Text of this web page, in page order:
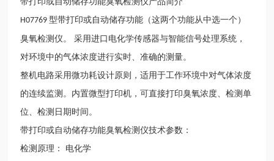
H07769型带打印或自动储存功能（这两个功能从中选一个）
臭氧检测仪。
采用进口电化学传感器与智能信号处理系统，
对环境中的气体浓度进行实时、准确的测量。
整机电路采用微功耗设计原则，适用于工作环境中对气体浓度
的连续监测。内置微型打印机，可直接打印臭氧浓度、检测单
位、检测日期时间。
带打印或自动储存功能臭氧检测仪技术参数：
检测原理：
电化学